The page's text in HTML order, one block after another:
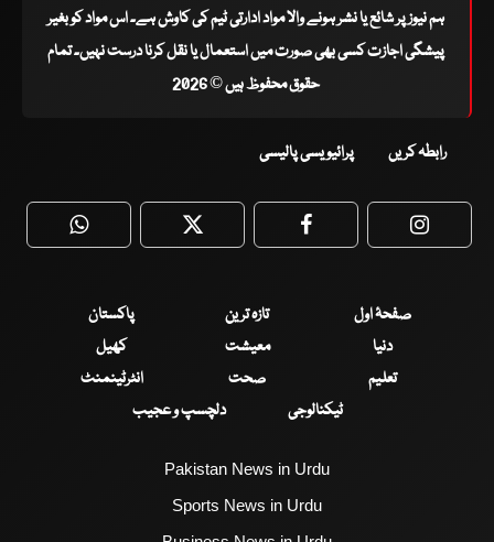
ہم نیوز پر شائع یا نشر ہونے والا مواد ادارتی ٹیم کی کاوش ہے۔ اس مواد کو بغیر
پیشگی اجازت کسی بھی صورت میں استعمال یا نقل کرنا درست نہیں۔ تمام
حقوق محفوظ ہیں © 2026
رابطہ کریں پرائیویسی پالیسی
WhatsApp Twitter Facebook
صفحۂ اول تازہ ترین
پاکستان
دنیا
معیشت
کھیل
تعلیم
صحت
انٹرٹینمنٹ
ٹیکنالوجی
دلچسپ و عجیب
Pakistan News in Urdu
Sports News in Urdu